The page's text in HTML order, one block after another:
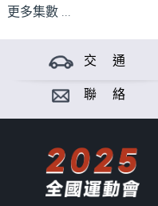
更多集數 ...
交 通
聯 絡